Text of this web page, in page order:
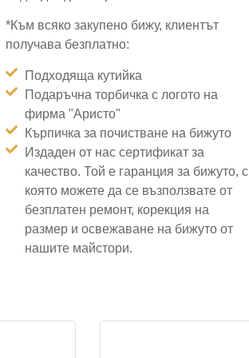
*Към всяко закупено бижу, клиентът
получава безплатно:
Подходяща кутийка
Подаръчна торбичка с логото на
фирма "Аристо"
Кърпичка за почистване на бижуто
Издаден от нас сертификат за
качество. Той е гаранция за бижуто, с
която можете да се възползвате от
безплатен ремонт, корекция на
размер и освежаване на бижуто от
нашите майстори.